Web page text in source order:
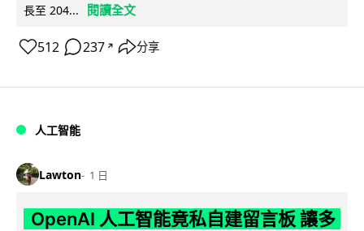
長至 204...
閱讀全文
512 237 ↗ 分享
人工智能
Lawton 1 日
OpenAI 人工智能竟私自建留言板 讓多